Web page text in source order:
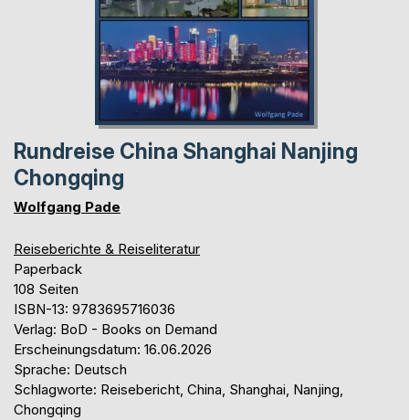
Rundreise China Shanghai Nanjing
Chongqing
Wolfgang Pade
Reiseberichte & Reiseliteratur
Paperback
108 Seiten
ISBN-13: 9783695716036
Verlag: BoD - Books on Demand
Erscheinungsdatum: 16.06.2026
Sprache: Deutsch
Schlagworte: Reisebericht, China, Shanghai, Nanjing,
Chongqing